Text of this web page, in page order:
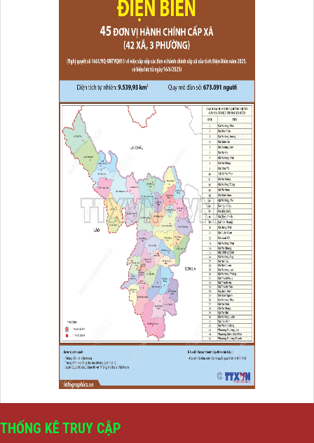
THỐNG KÊ TRUY CẬP